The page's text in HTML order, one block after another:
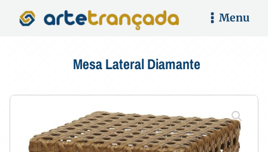
Menu
Mesa Lateral Diamante